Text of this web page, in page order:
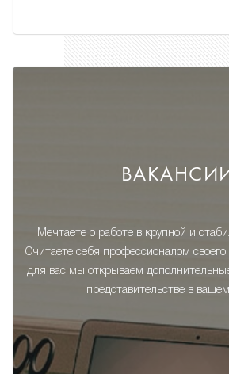
Мечтаете о работе в крупной и
Считаете себя профессионалом
для вас мы открываем
представительстве в